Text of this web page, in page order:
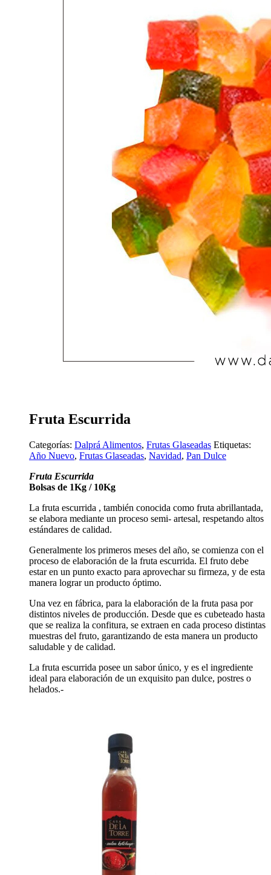
Fruta Escurrida
Categorías: Dalprá Alimentos, Frutas Glaseadas Etiquetas:
Año Nuevo, Frutas Glaseadas, Navidad, Pan Dulce
Fruta Escurrida
Bolsas de 1Kg / 10Kg
La fruta escurrida , también conocida como fruta abrillantada,
se elabora mediante un proceso semi- artesal, respetando altos
estándares de calidad.
Generalmente los primeros meses del año, se comienza con el
proceso de elaboración de la fruta escurrida. El fruto debe
estar en un punto exacto para aprovechar su firmeza, y de esta
manera lograr un producto óptimo.
Una vez en fábrica, para la elaboración de la fruta pasa por
distintos niveles de producción. Desde que es cubeteado hasta
que se realiza la confitura, se extraen en cada proceso distintas
muestras del fruto, garantizando de esta manera un producto
saludable y de calidad.
La fruta escurrida posee un sabor único, y es el ingrediente
ideal para elaboración de un exquisito pan dulce, postres o
helados.-